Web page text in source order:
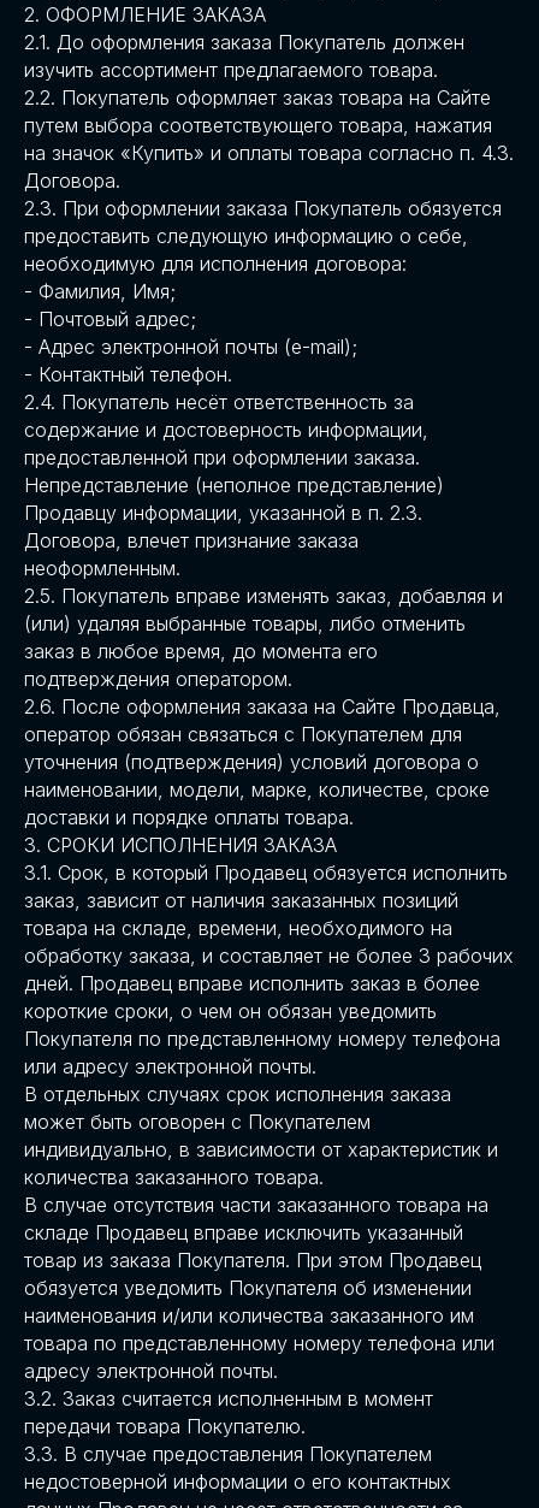
2. ОФОРМЛЕНИЕ ЗАКАЗА
2.1. До оформления заказа Покупатель должен
изучить ассортимент предлагаемого товара.
2.2. Покупатель оформляет заказ товара на Сайте
путем выбора соответствующего товара, нажатия
на значок «Купить» и оплаты товара согласно п. 4.3.
Договора.
2.3. При оформлении заказа Покупатель обязуется
предоставить следующую информацию о себе,
необходимую для исполнения договора:
- Фамилия, Имя;
- Почтовый адрес;
- Адрес электронной почты (e-mail);
- Контактный телефон.
2.4. Покупатель несёт ответственность за
содержание и достоверность информации,
предоставленной при оформлении заказа.
Непредставление (неполное представление)
Продавцу информации, указанной в п. 2.3.
Договора, влечет признание заказа
неоформленным.
2.5. Покупатель вправе изменять заказ, добавляя и
(или) удаляя выбранные товары, либо отменить
заказ в любое время, до момента его
подтверждения оператором.
2.6. После оформления заказа на Сайте Продавца,
оператор обязан связаться с Покупателем для
уточнения (подтверждения) условий договора о
наименовании, модели, марке, количестве, сроке
доставки и порядке оплаты товара.
3. СРОКИ ИСПОЛНЕНИЯ ЗАКАЗА
3.1. Срок, в который Продавец обязуется исполнить
заказ, зависит от наличия заказанных позиций
товара на складе, времени, необходимого на
обработку заказа, и составляет не более 3 рабочих
дней. Продавец вправе исполнить заказ в более
короткие сроки, о чем он обязан уведомить
Покупателя по представленному номеру телефона
или адресу электронной почты.
В отдельных случаях срок исполнения заказа
может быть оговорен с Покупателем
индивидуально, в зависимости от характеристик и
количества заказанного товара.
В случае отсутствия части заказанного товара на
складе Продавец вправе исключить указанный
товар из заказа Покупателя. При этом Продавец
обязуется уведомить Покупателя об изменении
наименования и/или количества заказанного им
товара по представленному номеру телефона или
адресу электронной почты.
3.2. Заказ считается исполненным в момент
передачи товара Покупателю.
3.3. В случае предоставления Покупателем
недостоверной информации о его контактных